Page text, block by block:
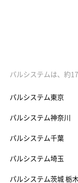
パルシステムは、約
パルシステム東京
パルシステム神奈川
パルシステム千葉
パルシステム埼玉
パルシステム茨城 栃木